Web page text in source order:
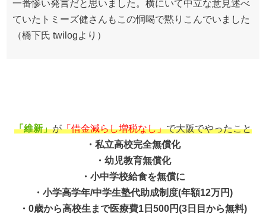
一番惨い発言だと思いました。横にいて中立な意見述べ
ていたトミーズ健さんもこの恫喝で黙りこんでいました
（橋下氏 twilogより）
「維新」が「借金減らし増税なし」で大阪でやったこと
・私立高校完全無償化
・幼児教育無償化
・小中学校給食を無償に
・小学高学年/中学生塾代助成制度(年額12万円)
・0歳から高校生まで医療費1日500円(3日目から無料)